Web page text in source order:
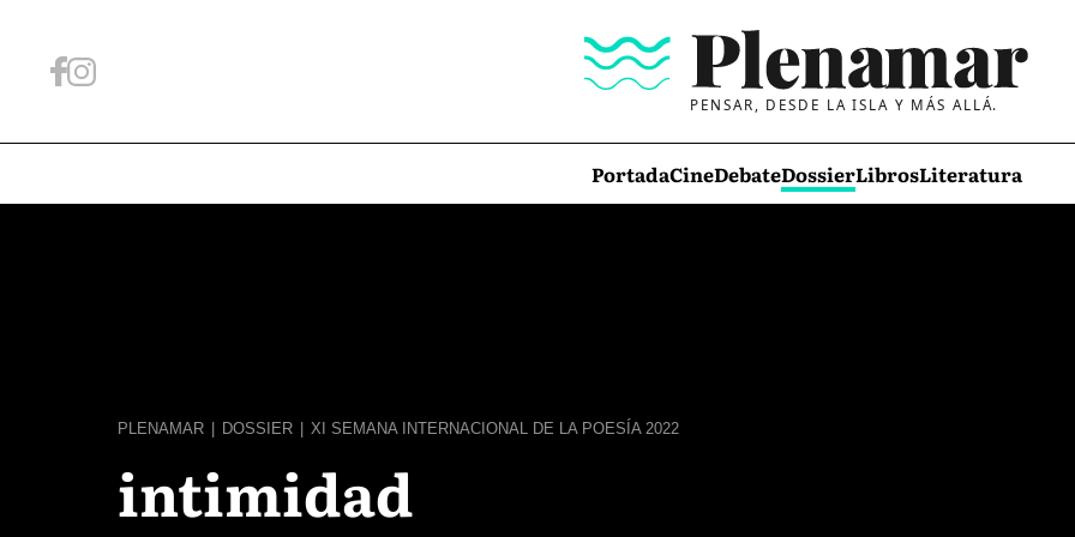
PENSAR, DESDE LA ISLA Y MÁS ALLÁ.
PortadaCineDebateDossierLibrosLiteratura
PLENAMAR DOSSIER XI SEMANA INTERNACIONAL DE LA POESÍA 2022
intimidad